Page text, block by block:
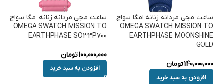
ساعت مچی مردانه زنانه امگا سواچ
OMEGA SWATCH MISSION TO
EARTHPHASE MOONSHINE
GOLD
140,000,000تومان
افزودن به سبد خرید
ساعت مچی مردانه زنانه امگا سواچ
OMEGA SWATCH MISSION TO
EARTHPHASE SO33P700
100,000,000تومان
افزودن به سبد خرید